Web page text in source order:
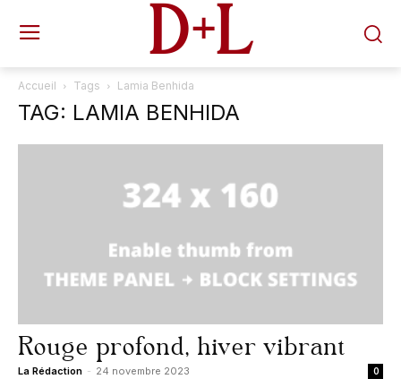
D+L
Accueil Tags Lamia Benhida
TAG: LAMIA BENHIDA
Rouge profond, hiver vibrant
La Rédaction - 24 novembre 2023 0